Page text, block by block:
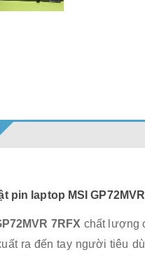
pin laptop MSI
7RFX chất lượng
ra đến tay người tiêu